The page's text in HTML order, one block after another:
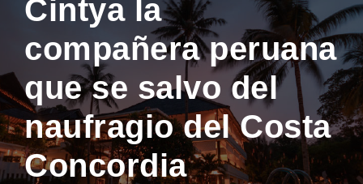
Cintya la
compañera peruana
que se salvo del
naufragio del Costa
Concordia